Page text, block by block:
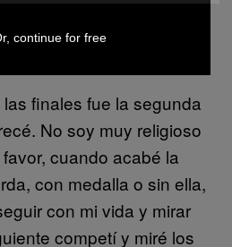
la gran revancha,
finales fue la segunda
No soy muy religioso
cuando acabé la
con medalla o sin ella,
con mi vida y mirar
competí y miré los
continue for free